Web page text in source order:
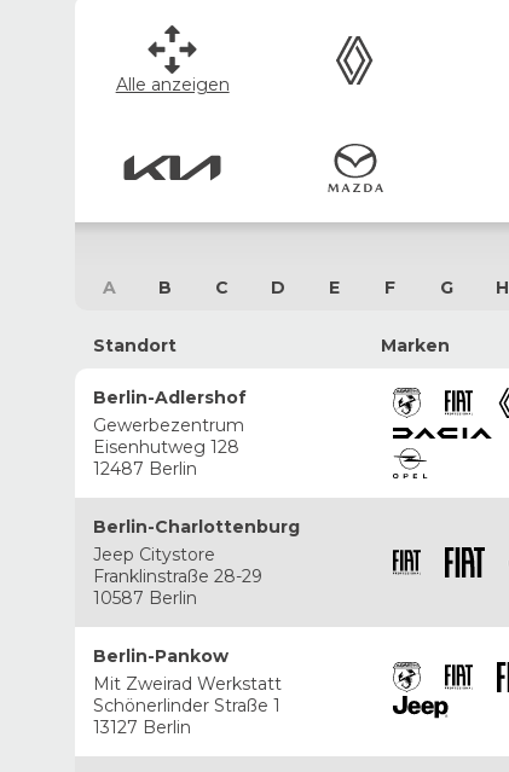
Alle anzeigen
A B C D E F G H
Standort Marken
Berlin-Adlershof
Gewerbezentrum
Eisenhutweg 128
12487 Berlin
Berlin-Charlottenburg
Jeep Citystore
Franklinstraße 28-29
10587 Berlin
Berlin-Pankow
Mit Zweirad Werkstatt
Schönerlinder Straße 1
13127 Berlin